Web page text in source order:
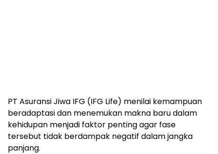
PT Asuransi Jiwa IFG (IFG Life) menilai kemampuan
beradaptasi dan menemukan makna baru dalam
kehidupan menjadi faktor penting agar fase
tersebut tidak berdampak negatif dalam jangka
panjang.